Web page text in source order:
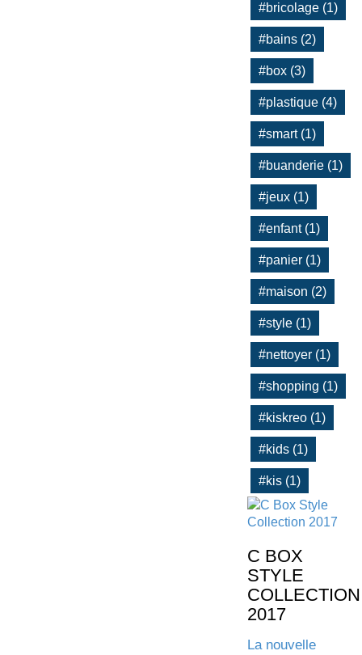
#bricolage (1)
#bains (2)
#box (3)
#plastique (4)
#smart (1)
#buanderie (1)
#jeux (1)
#enfant (1)
#panier (1)
#maison (2)
#style (1)
#nettoyer (1)
#shopping (1)
#kiskreo (1)
#kids (1)
#kis (1)
C BOX
STYLE
COLLECTION
2017
La nouvelle